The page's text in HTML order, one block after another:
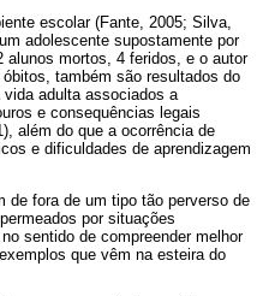
escolar (Fante, 2005; Silva,
adolescente supostamente por
mortos, 4 feridos, e o autor
também são resultados do
adulta associados a
e consequências legais
além do que a ocorrência de
e dificuldades de aprendizagem
de fora de um tipo tão perverso de
por situações
sentido de compreender melhor
que vêm na esteira do